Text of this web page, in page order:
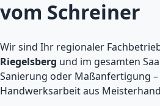
vom Schreiner
Wir sind Ihr regionaler
Riegelsberg und im gesamten
Sanierung oder Maßanfertigung
Handwerksarbeit aus